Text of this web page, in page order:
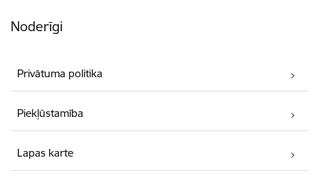
Noderīgi
Privātuma politika
Piekļūstamība
Lapas karte